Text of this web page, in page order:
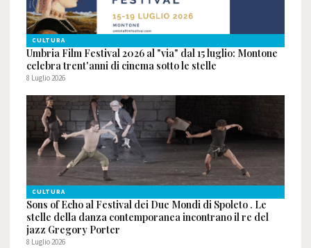
CULTURA
Umbria Film Festival 2026 al "via" dal 15 luglio: Montone
celebra trent'anni di cinema sotto le stelle
8 Luglio 2026
CULTURA
Sons of Echo al Festival dei Due Mondi di Spoleto . Le
stelle della danza contemporanea incontrano il re del
jazz Gregory Porter
8 Luglio 2026